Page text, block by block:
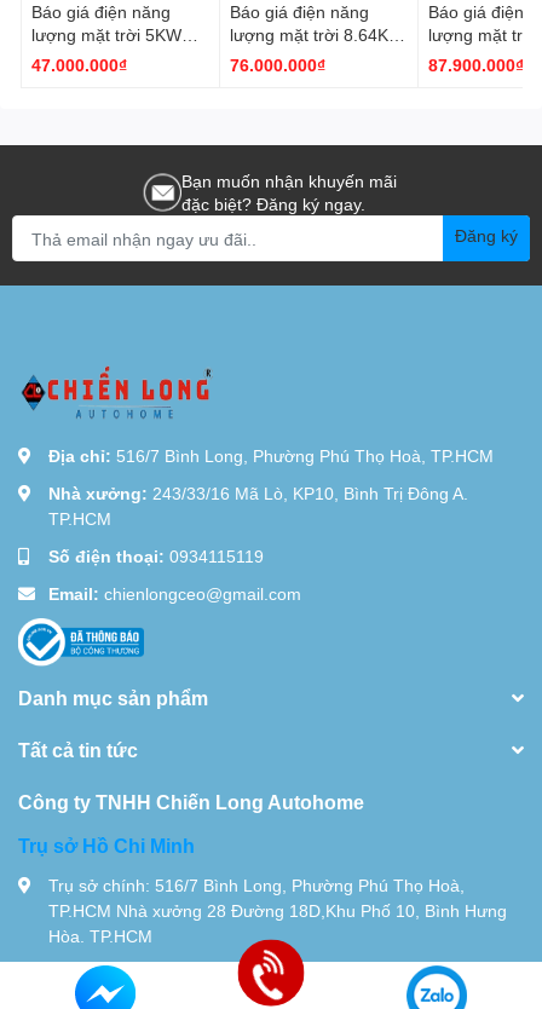
Báo giá điện năng
lượng mặt trời 5KW
Bám tải | Tấm pin hiêu
47.000.000₫
Báo giá điện năng
lượng mặt trời 8.64KW
Tám tải |Tấm pin hiêu
76.000.000₫
Báo giá điện
lượng mặt trời
Tám tải | Tấm
87.900.000₫
Bạn muốn nhận khuyến mãi
đặc biệt? Đăng ký ngay.
Đăng ký
Địa chỉ: 516/7 Bình Long, Phường Phú Thọ Hoà, TP.HCM
Nhà xưởng: 243/33/16 Mã Lò, KP10, Bình Trị Đông A.
TP.HCM
Số điện thoại: 0934115119
Email: chienlongceo@gmail.com
Danh mục sản phẩm
Tất cả tin tức
Công ty TNHH Chiến Long Autohome
Trụ sở Hồ Chi Minh
Trụ sở chính: 516/7 Bình Long, Phường Phú Thọ Hoà,
TP.HCM Nhà xưởng 28 Đường 18D,Khu Phố 10, Bình Hưng
Hòa. TP.HCM
Tel:0934115119